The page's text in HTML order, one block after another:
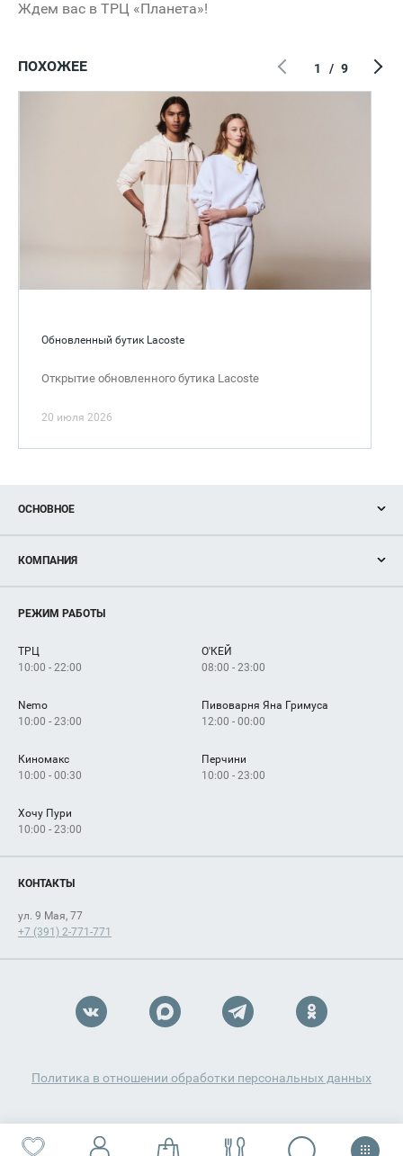
Ждем вас в ТРЦ «Планета»!
ПОХОЖЕЕ
Обновленный бутик Lacoste
Открытие обновленного бутика Lacoste
20 июля 2026
1 / 9
ОСНОВНОЕ
Новости
Магазины
Услуги
КОМПАНИЯ
Рекламодателям
Как добраться
РЕЖИМ РАБОТЫ
ТРЦ
10:00 - 22:00
О'КЕЙ
08:00 - 23:00
Nemo
10:00 - 23:00
Пивоварня Яна Гримуса
12:00 - 00:00
Киномакс
10:00 - 00:30
Перчини
10:00 - 23:00
Хочу Пури
10:00 - 23:00
КОНТАКТЫ
ул. 9 Мая, 77
+7 (391) 2-771-771
Политика в отношении обработки персональных данных